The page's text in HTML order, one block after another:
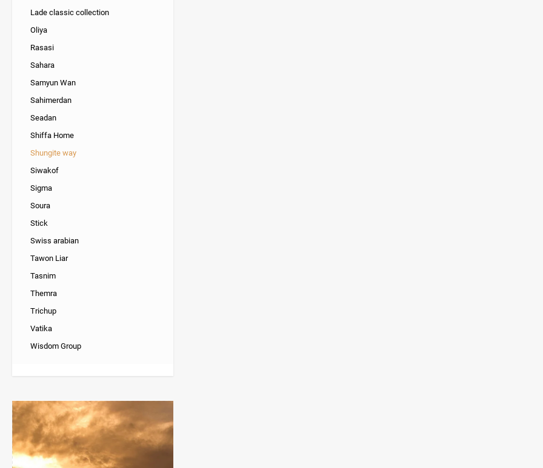
Lade classic collection
Oliya
Rasasi
Sahara
Samyun Wan
Sahimerdan
Seadan
Shiffa Home
Shungite way
Siwakof
Sigma
Soura
Stick
Swiss arabian
Tawon Liar
Tasnim
Themra
Trichup
Vatika
Wisdom Group